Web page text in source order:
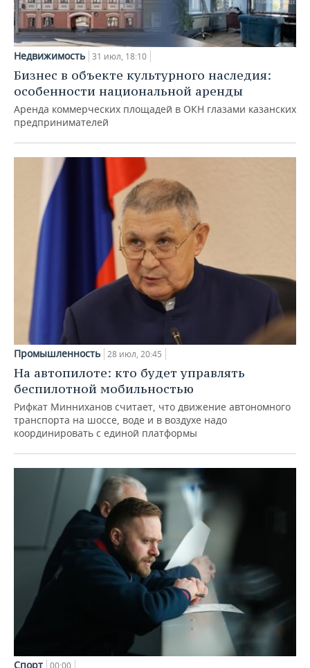
Недвижимость 31 июл, 18:10
Бизнес в объекте культурного наследия:
особенности национальной аренды
Аренда коммерческих площадей в ОКН глазами казанских
предпринимателей
Промышленность 28 июл, 20:45
На автопилоте: кто будет управлять
беспилотной мобильностью
Рифкат Минниханов считает, что движение автономного
транспорта на шоссе, воде и в воздухе надо
координировать с единой платформы
Спорт 00:00